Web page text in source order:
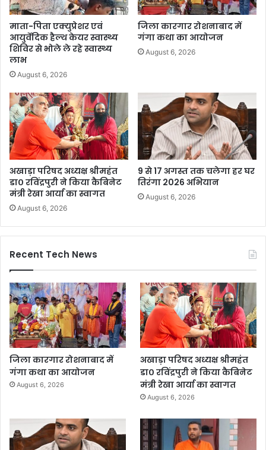
माता-पिता एक्युप्रेशर एवं
आयुर्वेदिक हैल्थ केयर स्वास्थ्य
शिविर से भोले ले रहे स्वास्थ्य
लाभ
August 6, 2026
जिला कारगार रोशनाबाद में
गंगा कथा का आयोजन
August 6, 2026
अखाड़ा परिषद अध्यक्ष श्रीमहंत
डा० रविंद्रपुरी ने किया कैबिनेट
मंत्री रेखा आर्या का स्वागत
August 6, 2026
9 से 17 अगस्त तक चलेगा हर घर
तिरंगा 2026 अभियान
August 6, 2026
Recent Tech News
जिला कारगार रोशनाबाद में
गंगा कथा का आयोजन
August 6, 2026
अखाड़ा परिषद अध्यक्ष श्रीमहंत
डा० रविंद्रपुरी ने किया कैबिनेट
मंत्री रेखा आर्या का स्वागत
August 6, 2026